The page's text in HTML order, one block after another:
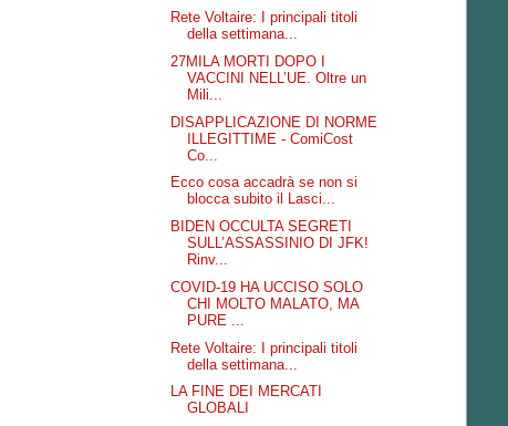
Rete Voltaire: I principali titoli
della settimana...
27MILA MORTI DOPO I
VACCINI NELL’UE. Oltre un
Mili...
DISAPPLICAZIONE DI NORME
ILLEGITTIME - ComiCost
Co...
Ecco cosa accadrà se non si
blocca subito il Lasci...
BIDEN OCCULTA SEGRETI
SULL’ASSASSINIO DI JFK!
Rinv...
COVID-19 HA UCCISO SOLO
CHI MOLTO MALATO, MA
PURE ...
Rete Voltaire: I principali titoli
della settimana...
LA FINE DEI MERCATI
GLOBALI